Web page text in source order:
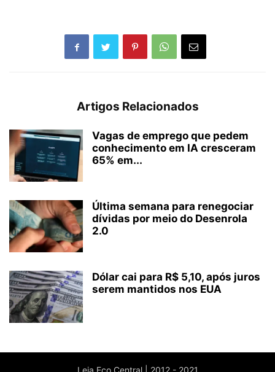
Artigos Relacionados
Vagas de emprego que pedem
conhecimento em IA cresceram
65% em...
Última semana para renegociar
dívidas por meio do Desenrola
2.0
Dólar cai para R$ 5,10, após juros
serem mantidos nos EUA
Leia Eco Central | 2012 - 2021